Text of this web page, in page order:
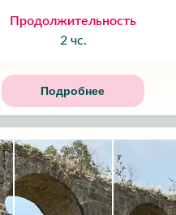
Продолжительность
2 чс.
Подробнее